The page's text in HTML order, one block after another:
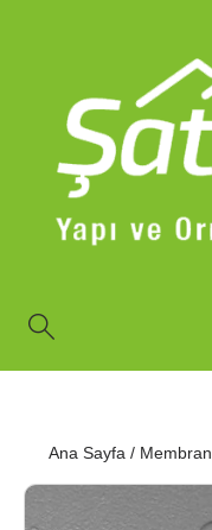
Ana Sayfa / Membran